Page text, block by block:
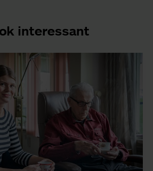
interessant